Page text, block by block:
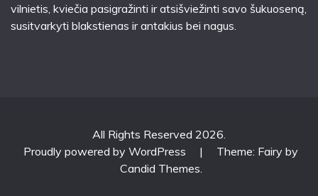
vilnietis, kviečia pasigražinti ir atsišviežinti savo šukuoseną,
susitvarkyti blakstienas ir antakius bei nagus.
All Rights Reserved 2026.
Proudly powered by WordPress
|
Theme: Fairy by
Candid Themes